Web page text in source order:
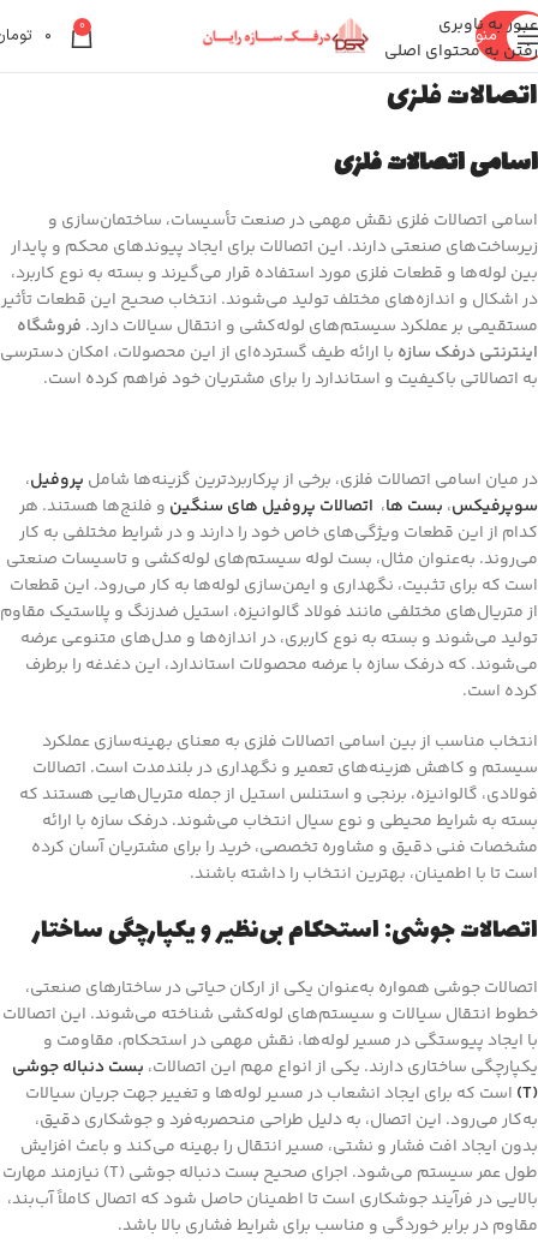
عبور به ناوبری
رفتن به محتوای اصلی
منو 0 ۰
اتصالات فلزی
اسامی اتصالات فلزی
اسامی اتصالات فلزی نقش مهمی در صنعت تأسیسات، ساختمان‌سازی و
زیرساخت‌های صنعتی دارند. این اتصالات برای ایجاد پیوندهای محکم و پایدار
بین لوله‌ها و قطعات فلزی مورد استفاده قرار می‌گیرند و بسته به نوع کاربرد،
در اشکال و اندازه‌های مختلف تولید می‌شوند. انتخاب صحیح این قطعات تأثیر
مستقیمی بر عملکرد سیستم‌های لوله‌کشی و انتقال سیالات دارد. فروشگاه
اینترنتی درفک سازه با ارائه طیف گسترده‌ای از این محصولات، امکان دسترسی
به اتصالاتی باکیفیت و استاندارد را برای مشتریان خود فراهم کرده است.
در میان اسامی اتصالات فلزی، برخی از پرکاربردترین گزینه‌ها شامل پروفیل،
سوپرفیکس، بست ها، اتصالات پروفیل های سنگین و فلنج‌ها هستند. هر
کدام از این قطعات ویژگی‌های خاص خود را دارند و در شرایط مختلفی به کار
می‌روند. به‌عنوان مثال، بست لوله سیستم‌های لوله‌کشی و تاسیسات صنعتی
است که برای تثبیت، نگهداری و ایمن‌سازی لوله‌ها به کار می‌رود. این قطعات
از متریال‌های مختلفی مانند فولاد گالوانیزه، استیل ضدزنگ و پلاستیک مقاوم
تولید می‌شوند و بسته به نوع کاربری، در اندازه‌ها و مدل‌های متنوعی عرضه
می‌شوند. که درفک سازه با عرضه محصولات استاندارد، این دغدغه را برطرف
کرده است.
انتخاب مناسب از بین اسامی اتصالات فلزی به معنای بهینه‌سازی عملکرد
سیستم و کاهش هزینه‌های تعمیر و نگهداری در بلندمدت است. اتصالات
فولادی، گالوانیزه، برنجی و استنلس استیل از جمله متریال‌هایی هستند که
بسته به شرایط محیطی و نوع سیال انتخاب می‌شوند. درفک سازه با ارائه
مشخصات فنی دقیق و مشاوره تخصصی، خرید را برای مشتریان آسان کرده
است تا با اطمینان، بهترین انتخاب را داشته باشند.
اتصالات جوشی: استحکام بی‌نظیر و یکپارچگی ساختار
اتصالات جوشی همواره به‌عنوان یکی از ارکان حیاتی در ساختارهای صنعتی،
خطوط انتقال سیالات و سیستم‌های لوله‌کشی شناخته می‌شوند. این اتصالات
با ایجاد پیوستگی در مسیر لوله‌ها، نقش مهمی در استحکام، مقاومت و
یکپارچگی ساختاری دارند. یکی از انواع مهم این اتصالات، بست دنباله جوشی
(T)
است که برای ایجاد انشعاب در مسیر لوله‌ها و تغییر جهت جریان سیالات
به‌کار می‌رود. این اتصال، به دلیل طراحی منحصر‌به‌فرد و جوشکاری دقیق،
بدون ایجاد افت فشار و نشتی، مسیر انتقال را بهینه می‌کند و باعث افزایش
طول عمر سیستم می‌شود. اجرای صحیح ب
ست دنباله جوشی (T) نیازمند مهارت
بالایی در فرآیند جوشکاری است تا اطمینان حاصل شود که اتصال کاملاً آب‌بند،
مقاوم در برابر خوردگی و مناسب برای شرایط فشاری بالا باشد.